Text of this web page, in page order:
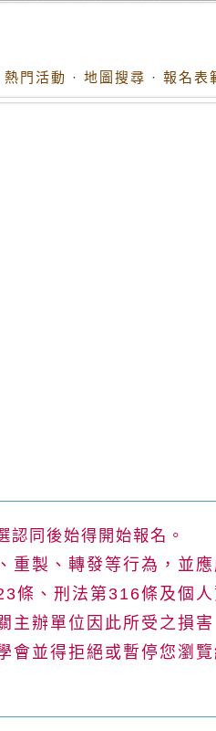
熱門活動 · 地圖搜尋 · 報名表
認同後始得開始報名。
重製、轉發等行為，並
條、刑法第316條及個
主辦單位因此所受之損
並得拒絕或暫停您瀏覽